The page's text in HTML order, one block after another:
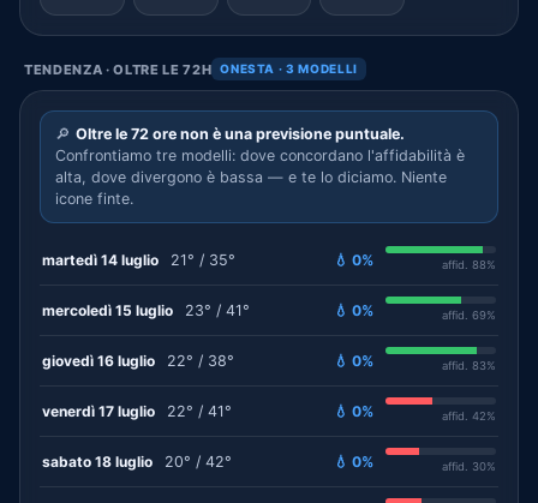
TENDENZA · OLTRE LE 72H ONESTA · 3 MODELLI
🔎 Oltre le 72 ore non è una previsione puntuale.
Confrontiamo tre modelli: dove concordano l'affidabilità è
alta, dove divergono è bassa — e te lo diciamo. Niente
icone finte.
martedì 14 luglio 21° / 35° 💧 0% affid. 88%
mercoledì 15 luglio 23° / 41° 💧 0% affid. 69%
giovedì 16 luglio 22° / 38° 💧 0% affid. 83%
venerdì 17 luglio 22° / 41° 💧 0% affid. 42%
sabato 18 luglio 20° / 42° 💧 0% affid. 30%